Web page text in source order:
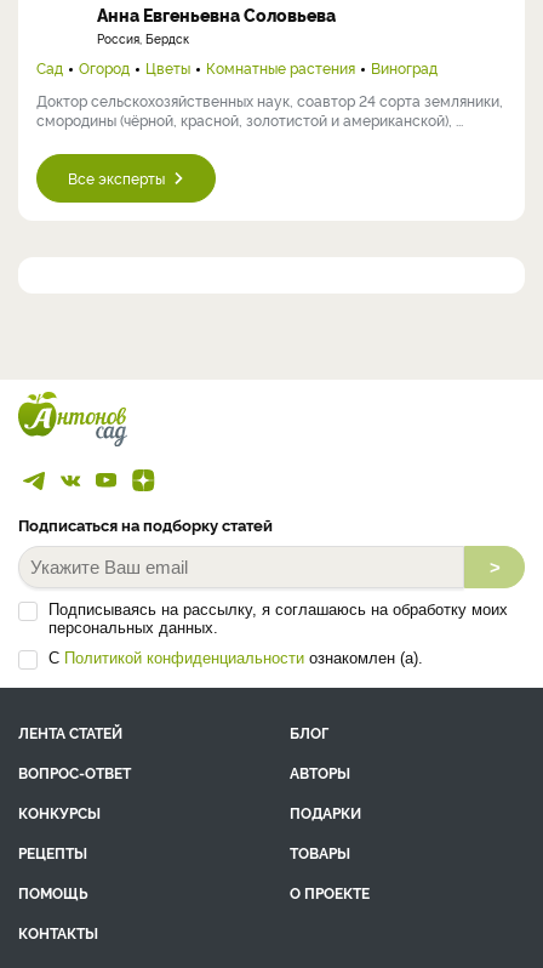
Анна Евгеньевна Соловьева
Россия, Бердск
Сад Огород Цветы Комнатные растения
Виноград
Доктор сельскохозяйственных наук, соавтор 24 сорта земляники,
смородины (чёрной, красной, золотистой и американской), ...
Все эксперты
Подписаться на подборку статей
>
Подписываясь на рассылку, я соглашаюсь на обработку моих
персональных данных.
С Политикой конфиденциальности ознакомлен (а).
ЛЕНТА СТАТЕЙ
БЛОГ
ВОПРОС-ОТВЕТ
АВТОРЫ
КОНКУРСЫ
ПОДАРКИ
РЕЦЕПТЫ
ТОВАРЫ
ПОМОЩЬ
О ПРОЕКТЕ
КОНТАКТЫ